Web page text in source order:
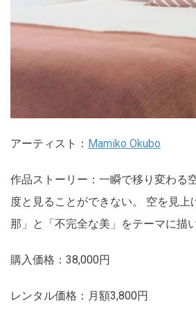
アーティスト： Mamiko Okubo
作品ストーリー：一瞬で移り変わる
度と見ることができない。 空を見上
那」と「不完全な美」をテーマに描
購入価格：38,000円
レンタル価格：月額3,800円